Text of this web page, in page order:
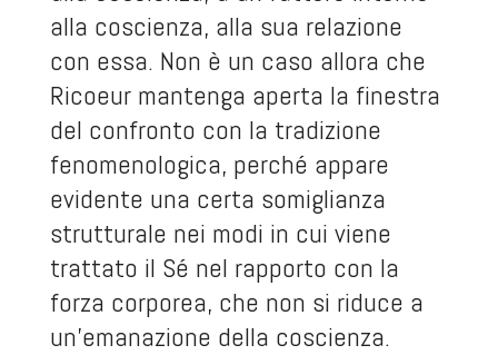
alla coscienza, alla sua relazione
con essa. Non è un caso allora che
Ricoeur mantenga aperta la finestra
del confronto con la tradizione
fenomenologica, perché appare
evidente una certa somiglianza
strutturale nei modi in cui viene
trattato il Sé nel rapporto con la
forza corporea, che non si riduce a
un’emanazione della coscienza.